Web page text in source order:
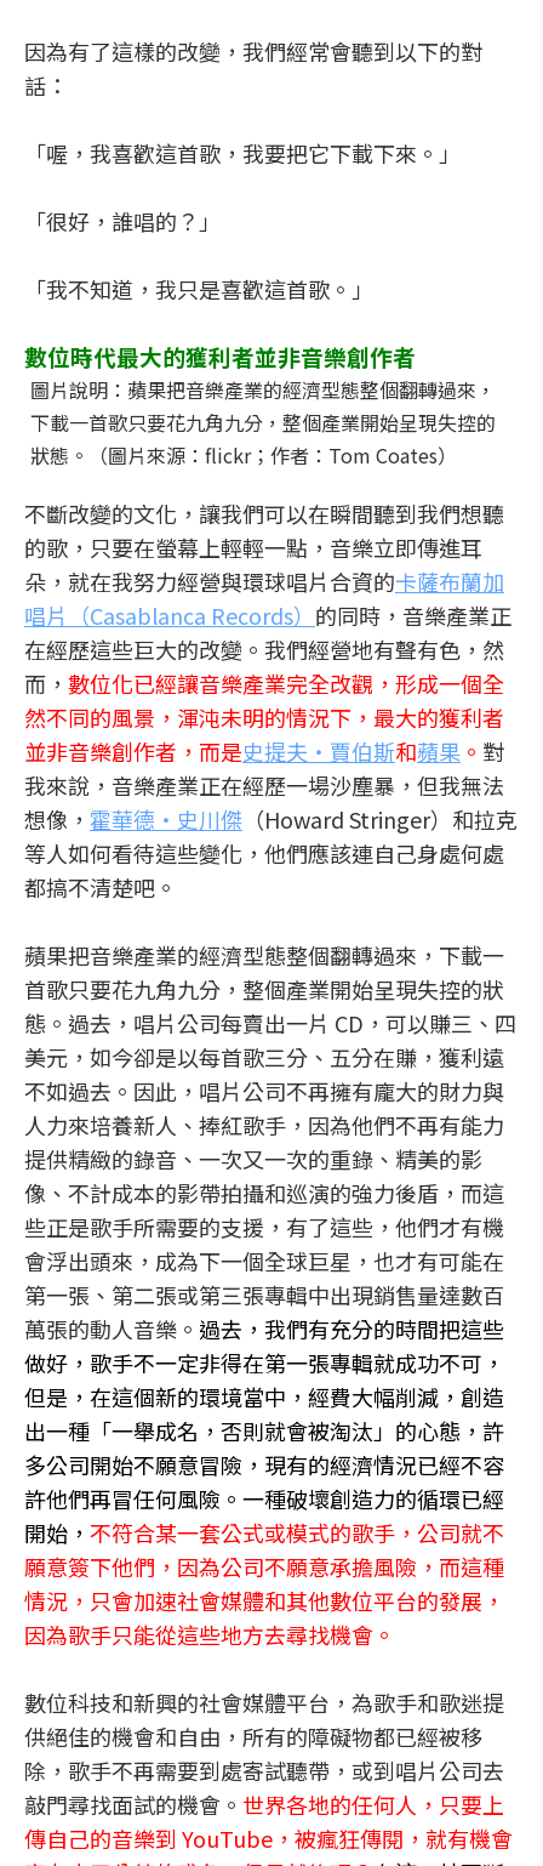
因為有了這樣的改變，我們經常會聽到以下的對
話：
「喔，我喜歡這首歌，我要把它下載下來。」
「很好，誰唱的？」
「我不知道，我只是喜歡這首歌。」
數位時代最大的獲利者並非音樂創作者
圖片說明：蘋果把音樂產業的經濟型態整個翻轉過來，
下載一首歌只要花九角九分，整個產業開始呈現失控的
狀態。（圖片來源：flickr；作者：Tom Coates）
不斷改變的文化，讓我們可以在瞬間聽到我們想聽
的歌，只要在螢幕上輕輕一點，音樂立即傳進耳
朵，就在我努力經營與環球唱片合資的卡薩布蘭加
唱片（Casablanca Records） 的同時，音樂產業正
在經歷這些巨大的改變。我們經營地有聲有色，然
而， 數位化已經讓音樂產業完全改觀，形成一個全
然不同的風景，渾沌未明的情況下，最大的獲利者
並非音樂創作者，而是史提夫‧賈伯斯和蘋果 。 對
我來說，音樂產業正在經歷一場沙塵暴，但我無法
想像， 霍華德‧史川傑 （Howard Stringer）和拉克
等人如何看待這些變化，他們應該連自己身處何處
都搞不清楚吧。
蘋果把音樂產業的經濟型態整個翻轉過來，下載一
首歌只要花九角九分，整個產業開始呈現失控的狀
態。過去，唱片公司每賣出一片 CD，可以賺三、四
美元，如今卻是以每首歌三分、五分在賺，獲利遠
不如過去。因此，唱片公司不再擁有龐大的財力與
人力來培養新人、捧紅歌手，因為他們不再有能力
提供精緻的錄音、一次又一次的重錄、精美的影
像、不計成本的影帶拍攝和巡演的強力後盾，而這
些正是歌手所需要的支援，有了這些，他們才有機
會浮出頭來，成為下一個全球巨星，也才有可能在
第一張、第二張或第三張專輯中出現銷售量達數百
萬張的動人音樂。 過去，我們有充分的時間把這些
做好，歌手不一定非得在第一張專輯就成功不可，
但是，在這個新的環境當中，經費大幅削減，創造
出一種「一舉成名，否則就會被淘汰」的心態，許
多公司開始不願意冒險，現有的經濟情況已經不容
許他們再冒任何風險。一種破壞創造力的循環已經
開始， 不符合某一套公式或模式的歌手，公司就不
願意簽下他們，因為公司不願意承擔風險，而這種
情況，只會加速社會媒體和其他數位平台的發展，
因為歌手只能從這些地方去尋找機會。
數位科技和新興的社會媒體平台，為歌手和歌迷提
供絕佳的機會和自由，所有的障礙物都已經被移
除，歌手不再需要到處寄試聽帶，或到唱片公司去
敲門尋找面試的機會。 世界各地的任何人，只要上
傳自己的音樂到 YouTube，被瘋狂傳閱，就有機會